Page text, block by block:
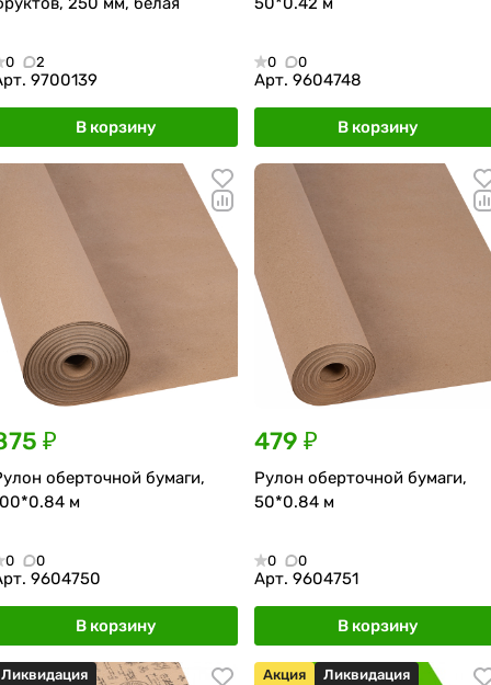
0 2
9700139
В корзину
0 0
Арт. 9604748
В корзину
₽
оберточной бумаги,
м
0 0
9604750
В корзину
479 ₽
Рулон оберточной бумаги,
50*0.84 м
0 0
Арт. 9604751
В корзину
Ликвидация Акция Ликвидация